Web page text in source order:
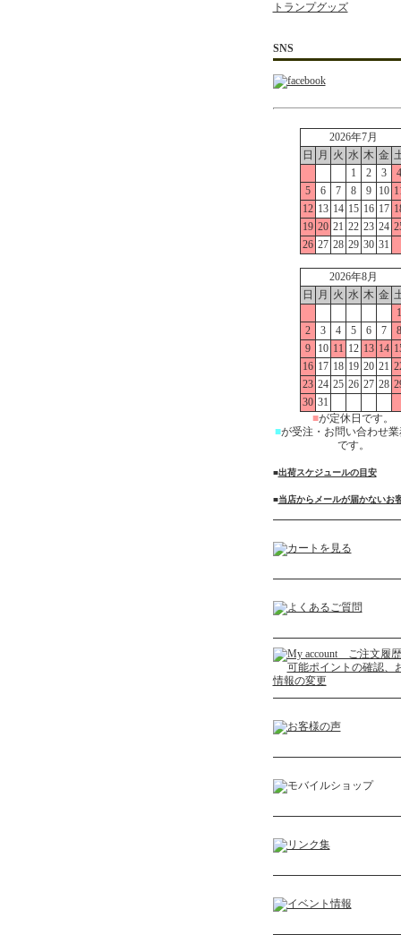
トランプグッズ
SNS
2026年7月
日
月 火 水 木 金
1
2 3
4
5
6 7 8 9 10
12 13 14 15 16 17
19 20 21 22 23 24
26 27 28 29 30 31
2026年8月
日
月 火 水 木 金
1
2
3 4 5 6 7
8
9
10 11 12 13 14
16 17 18 19 20 21
23 24 25 26 27 28
30 31
■が定休日です。
■が受注・お問い合わせ
です。
■出荷スケジュールの目安
■当店からメールが届かないお